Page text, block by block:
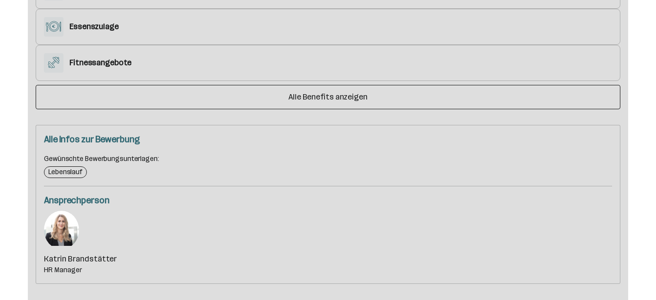
Essenszulage
Fitnessangebote
Alle Benefits anzeigen
Alle Infos zur Bewerbung
Gewünschte Bewerbungsunterlagen:
Lebenslauf
Ansprechperson
Katrin Brandstätter
HR Manager